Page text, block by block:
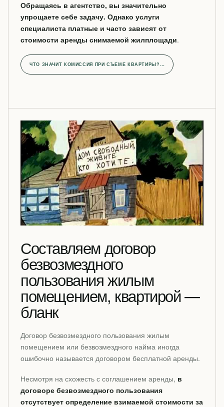
Обращаясь в агентство, вы значительно
упрощаете себе задачу. Однако услуги
специалиста платные и часто зависят от
стоимости аренды снимаемой жилплощади.
ЧТО ЗНАЧИТ КОМИССИЯ ПРИ СЪЕМЕ КВАРТИРЫ?…
Составляем договор
безвозмездного
пользования жилым
помещением, квартирой —
бланк
Договор безвозмездного пользования жилым
помещением или безвозмездного найма иногда
ошибочно называется договором бесплатной аренды.
Несмотря на схожесть с соглашением аренды, в
договоре безвозмездного пользования
отсутствует определение взимаемой стоимости за